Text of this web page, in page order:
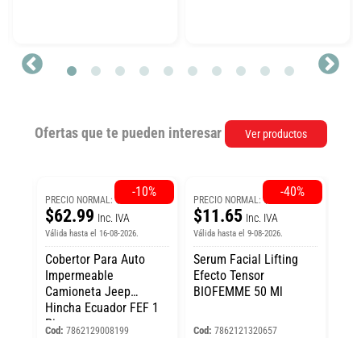
Ofertas que te pueden interesar Ver productos
PRECIO NORMAL:$69.99
$62.99 Inc. IVA
Válida hasta el 16-08-2026.
Cobertor Para Auto
Impermeable
Camioneta Jeep
Hincha Ecuador FEF 1
Pieza
Cod: 7862129008199
-10%
PRECIO NORMAL:$19.41
$11.65 Inc. IVA
Válida hasta el 9-08-2026.
Serum Facial Lifting
Efecto Tensor
BIOFEMME 50 Ml
Cod: 7862121320657
-40%